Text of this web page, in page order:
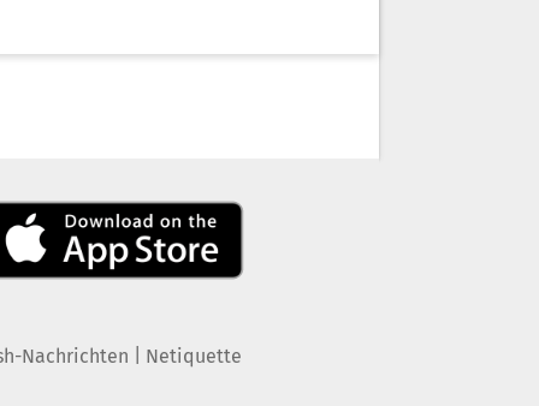
Nachrichten Netiquette